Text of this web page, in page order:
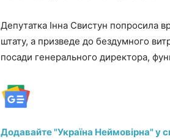
Депутатка Інна Свистун попросила
штату, а призведе до бездумного
посади генерального директора,
Додавайте "Україна Неймовірна" у